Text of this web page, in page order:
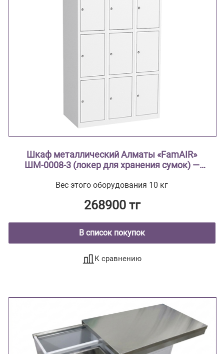
Шкаф металлический Алматы «FamAIR»
ШМ-0008-3 (локер для хранения сумок) —
Вес этого оборудования 10 кг
268900 тг
В список покупок
К сравнению